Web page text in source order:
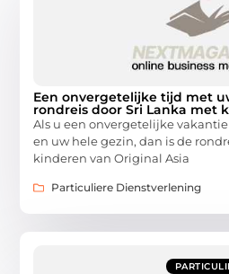
Een onvergetelijke tijd met
rondreis door Sri Lanka met
Als u een onvergetelijke
en uw hele gezin, dan is de
kinderen van Original Asia
Particuliere Dienstverlening